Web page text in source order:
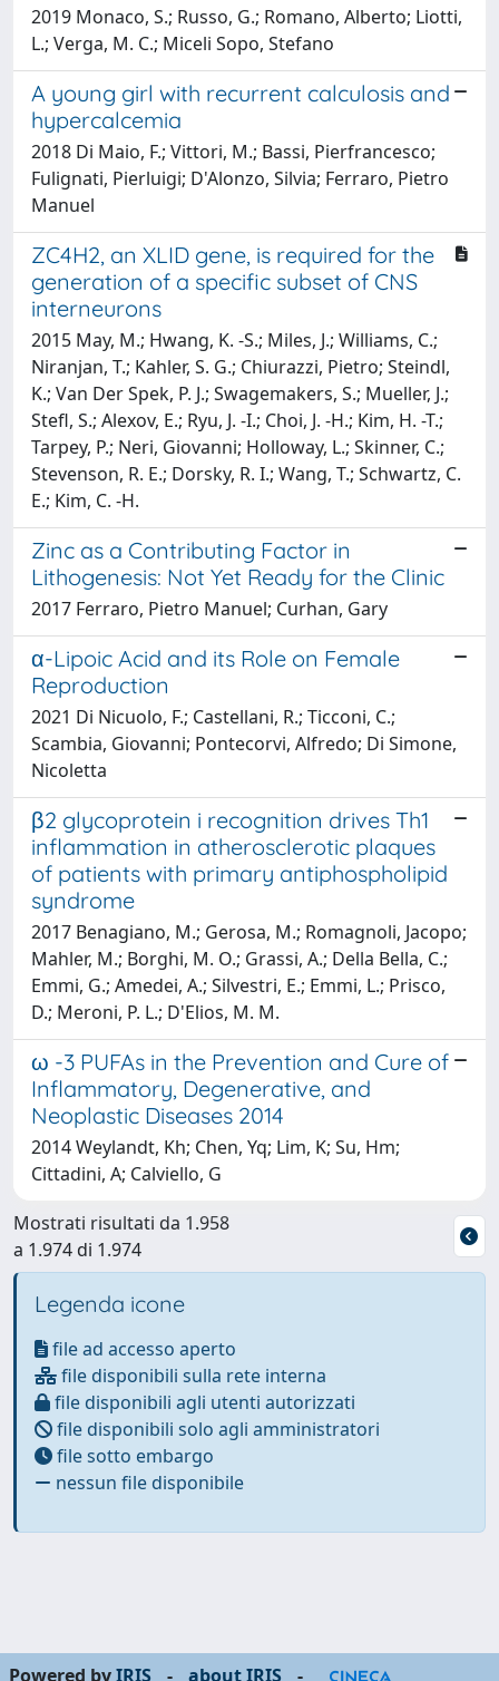
2019 Monaco, S.; Russo, G.; Romano, Alberto; Liotti,
L.; Verga, M. C.; Miceli Sopo, Stefano
A young girl with recurrent calculosis and
hypercalcemia
2018 Di Maio, F.; Vittori, M.; Bassi, Pierfrancesco;
Fulignati, Pierluigi; D'Alonzo, Silvia; Ferraro, Pietro
Manuel
ZC4H2, an XLID gene, is required for the
generation of a specific subset of CNS
interneurons
2015 May, M.; Hwang, K. -S.; Miles, J.; Williams, C.;
Niranjan, T.; Kahler, S. G.; Chiurazzi, Pietro; Steindl,
K.; Van Der Spek, P. J.; Swagemakers, S.; Mueller, J.;
Stefl, S.; Alexov, E.; Ryu, J. -I.; Choi, J. -H.; Kim, H. -T.;
Tarpey, P.; Neri, Giovanni; Holloway, L.; Skinner, C.;
Stevenson, R. E.; Dorsky, R. I.; Wang, T.; Schwartz, C.
E.; Kim, C. -H.
Zinc as a Contributing Factor in
Lithogenesis: Not Yet Ready for the Clinic
2017 Ferraro, Pietro Manuel; Curhan, Gary
α-Lipoic Acid and its Role on Female
Reproduction
2021 Di Nicuolo, F.; Castellani, R.; Ticconi, C.;
Scambia, Giovanni; Pontecorvi, Alfredo; Di Simone,
Nicoletta
β2 glycoprotein i recognition drives Th1
inflammation in atherosclerotic plaques
of patients with primary antiphospholipid
syndrome
2017 Benagiano, M.; Gerosa, M.; Romagnoli, Jacopo;
Mahler, M.; Borghi, M. O.; Grassi, A.; Della Bella, C.;
Emmi, G.; Amedei, A.; Silvestri, E.; Emmi, L.; Prisco,
D.; Meroni, P. L.; D'Elios, M. M.
ω -3 PUFAs in the Prevention and Cure of
Inflammatory, Degenerative, and
Neoplastic Diseases 2014
2014 Weylandt, Kh; Chen, Yq; Lim, K; Su, Hm;
Cittadini, A; Calviello, G
Mostrati risultati da 1.958
a 1.974 di 1.974
Legenda icone
file ad accesso aperto
file disponibili sulla rete interna
file disponibili agli utenti autorizzati
file disponibili solo agli amministratori
file sotto embargo
nessun file disponibile
Powered byIRIS - about IRIS -